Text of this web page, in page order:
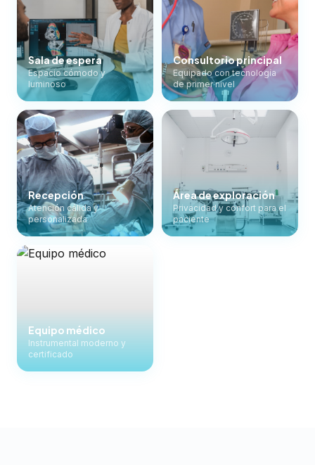
Sala de espera
Espacio cómodo y
luminoso
Consultorio principal
Equipado con tecnología
de primer nivel
Recepción
Atención cálida y
personalizada
Área de exploración
Privacidad y confort para el
paciente
Equipo médico
Instrumental moderno y
certificado